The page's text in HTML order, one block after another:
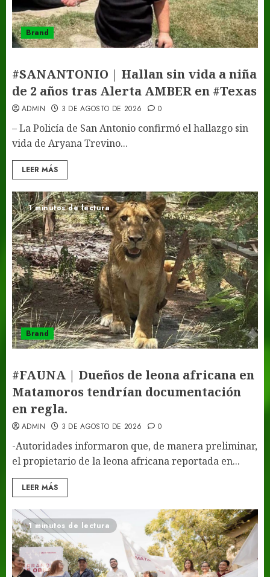
Brand
#SANANTONIO | Hallan sin vida a niña
de 2 años tras Alerta AMBER en #Texas
ADMIN 3 DE AGOSTO DE 2026 0
– La Policía de San Antonio confirmó el hallazgo sin
vida de Aryana Trevino...
LEER MÁS
1 minutos de lectura
Brand
#FAUNA | Dueños de leona africana en
Matamoros tendrían documentación
en regla.
ADMIN 3 DE AGOSTO DE 2026 0
-Autoridades informaron que, de manera preliminar,
el propietario de la leona africana reportada en...
LEER MÁS
1 minutos de lectura